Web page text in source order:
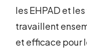
les EHPAD et
travaillent
et efficace pour